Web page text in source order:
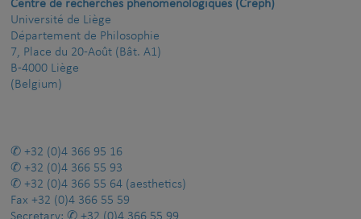
Centre de recherches phénoménologiques (Creph)
Université de Liège
Département de Philosophie
7, Place du 20-Août (Bât. A1)
B-4000 Liège
(Belgium)
+32 (0)4 366 95 16
+32 (0)4 366 55 93
+32 (0)4 366 55 64 (aesthetics)
Fax +32 (0)4 366 55 59